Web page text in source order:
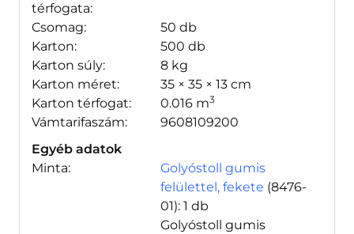
térfogata:
Csomag:
50 db
Karton:
500 db
Karton súly:
8 kg
Karton méret:
35 × 35 × 13 cm
Karton térfogat:
0.016 m3
Vámtarifaszám:
9608109200
Egyéb adatok
Minta:
Golyóstoll gumis
felülettel, fekete (8476-
01): 1 db
Golyóstoll gumis